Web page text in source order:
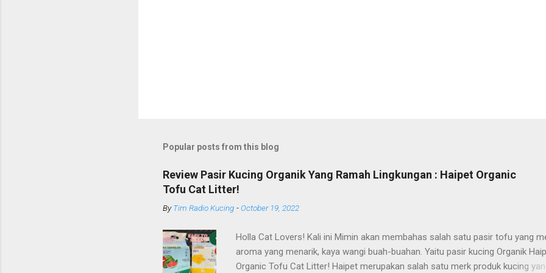
Popular posts from this blog
Review Pasir Kucing Organik Yang Ramah Lingkungan : Haipet Organic
Tofu Cat Litter!
ByTim Radio Kucing -October 19, 2022
Holla Cat Lovers! Kali ini Mimin akan membahas salah satu pasir tofu yang
aroma yang menarik, kaya wangi buah-buahan. Yaitu pasir kucing Organik
Organic Tofu Cat Litter! Haipet merupakan salah satu merk produk kucing